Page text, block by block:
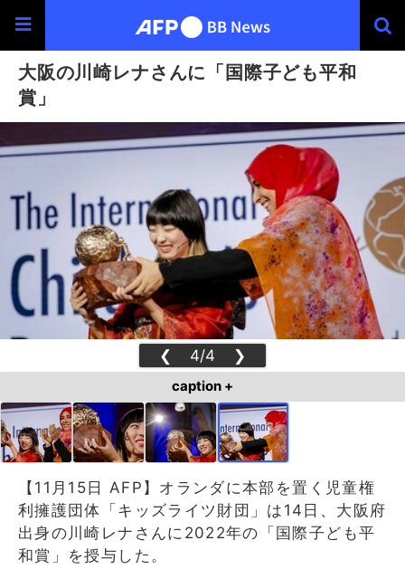
大阪の川崎レナさんに「国際子ども平和
賞」
❮ 4/4 ❯
caption +
【11月15日 AFP】オランダに本部を置く児童権
利擁護団体「キッズライツ財団」は14日、大阪府
出身の川崎レナさんに2022年の「国際子ども平
和賞」を授与した。